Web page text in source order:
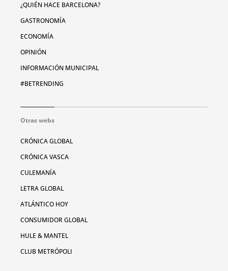
¿QUIÉN HACE BARCELONA?
GASTRONOMÍA
ECONOMÍA
OPINIÓN
INFORMACIÓN MUNICIPAL
#BETRENDING
Otras webs
CRÓNICA GLOBAL
CRÓNICA VASCA
CULEMANÍA
LETRA GLOBAL
ATLÁNTICO HOY
CONSUMIDOR GLOBAL
HULE & MANTEL
CLUB METRÓPOLI